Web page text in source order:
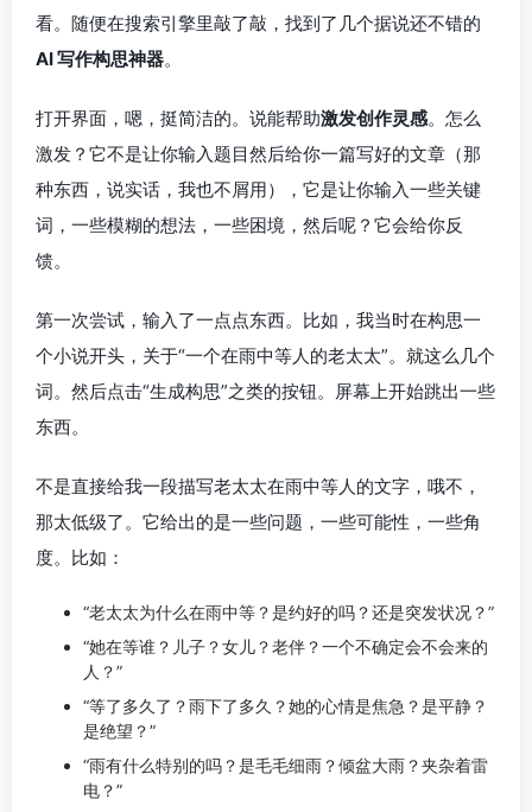
看。随便在搜索引擎里敲了敲，找到了几个据说还不错的
AI 写作构思神器。
打开界面，嗯，挺简洁的。说能帮助激发创作灵感。怎么
激发？它不是让你输入题目然后给你一篇写好的文章（那
种东西，说实话，我也不屑用），它是让你输入一些关键
词，一些模糊的想法，一些困境，然后呢？它会给你反
馈。
第一次尝试，输入了一点点东西。比如，我当时在构思一
个小说开头，关于“一个在雨中等人的老太太”。就这么几个
词。然后点击“生成构思”之类的按钮。屏幕上开始跳出一些
东西。
不是直接给我一段描写老太太在雨中等人的文字，哦不，
那太低级了。它给出的是一些问题，一些可能性，一些角
度。比如：
“老太太为什么在雨中等？是约好的吗？还是突发状况？”
“她在等谁？儿子？女儿？老伴？一个不确定会不会来的
人？”
“等了多久了？雨下了多久？她的心情是焦急？是平静？
是绝望？”
“雨有什么特别的吗？是毛毛细雨？倾盆大雨？夹杂着雷
电？”